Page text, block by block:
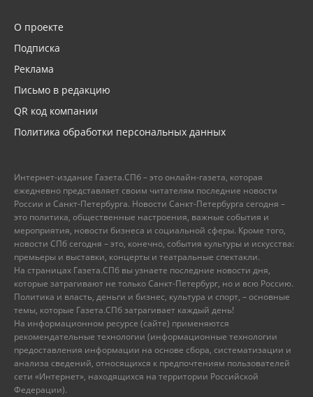
О проекте
Подписка
Реклама
Письмо в редакцию
QR код компании
Политика обработки персональных данных
Интернет-издание Газета.СПб – это онлайн-газета, которая
ежедневно представляет своим читателям последние новости
России и Санкт-Петербурга. Новости Санкт-Петербурга сегодня –
это политика, общественные настроения, важные события и
мероприятия, новости бизнеса и социальной сферы. Кроме того,
новости СПб сегодня – это, конечно, события культуры и искусства:
премьеры и выставки, концерты и театральные спектакли.
На страницах Газета.СПб вы узнаете последние новости дня,
которые затрагивают не только Санкт-Петербург, но и всю Россию.
Политика и власть, деньги и бизнес, культура и спорт, – основные
темы, которые Газета.СПб затрагивает каждый день!
На информационном ресурсе (сайте) применяются
рекомендательные технологии (информационные технологии
предоставления информации на основе сбора, систематизации и
анализа сведений, относящихся к предпочтениям пользователей
сети «Интернет», находящихся на территории Российской
Федерации).